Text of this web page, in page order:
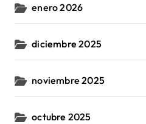
enero 2026
diciembre 2025
noviembre 2025
octubre 2025